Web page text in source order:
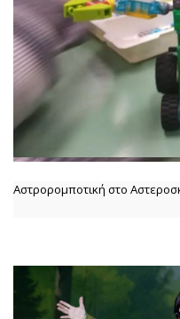
Αστρορομποτική στο